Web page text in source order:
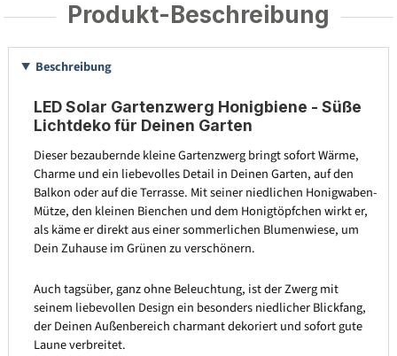
Produkt-Beschreibung
Beschreibung
LED Solar Gartenzwerg Honigbiene - Süße
Lichtdeko für Deinen Garten
Dieser bezaubernde kleine Gartenzwerg bringt sofort Wärme,
Charme und ein liebevolles Detail in Deinen Garten, auf den
Balkon oder auf die Terrasse. Mit seiner niedlichen Honigwaben-
Mütze, den kleinen Bienchen und dem Honigtöpfchen wirkt er,
als käme er direkt aus einer sommerlichen Blumenwiese, um
Dein Zuhause im Grünen zu verschönern.
Auch tagsüber, ganz ohne Beleuchtung, ist der Zwerg mit
seinem liebevollen Design ein besonders niedlicher Blickfang,
der Deinen Außenbereich charmant dekoriert und sofort gute
Laune verbreitet.